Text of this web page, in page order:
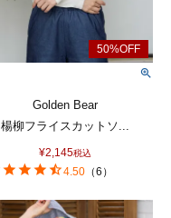
Golden Bear
楊柳フライスカットソ...
¥2,145税込
4.50 （6 ）